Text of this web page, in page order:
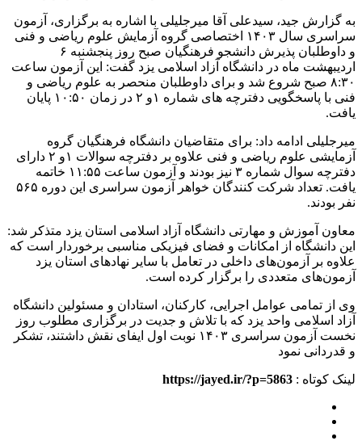
به گزارش جید، سیدعلی آقا میرجلیلی با اشاره به برگزاری، آزمون
سراسری سال ۱۴۰۳ اختصاصی گروه آزمایش علوم ریاضی و فنی
و داوطلبان پذیرش دانشجو فرهنگیان صبح روز پنجشنبه ۶
اردیبهشت ماه در دانشگاه آزاد اسلامی یزد گفت: این آزمون ساعت
۸:۳۰ صبح شروع شد و برای داوطلبان منحصر به علوم ریاضی و
فنی با پاسخگویی دفترچه های شماره ۱و ۲ در زمان ۱۰:۵۰ پایان
یافت.
میرجلیلی ادامه داد: برای متقاضیان دانشگاه فرهنگیان گروه
آزمایشی علوم ریاضی و فنی علاوه بر دفترچه سوالات ۱و ۲ دارای
دفترچه سوال شماره ۳ نیز بودند و آزمون ساعت ۱۱:۵۵ خاتمه
یافت. تعداد شرکت کنندگان خواهر آزمون سراسری این دوره ۵۶۵
نفر بودند.
معاون آموزش و مهارتی دانشگاه آزاد اسلامی استان یزد متذکر شد:
این دانشگاه از امکانات و فضای فیزیکی مناسبی برخوردار است که
علاوه بر آزمون‌های داخلی در تعامل با سایر نهادهای استان یزد
آزمون‌های متعددی را برگزار کرده است.
وی از تمامی عوامل اجرایی، کارکنان، استادان و مسئولین دانشگاه
آزاد اسلامی واحد یزد که با تلاش و جدیت در برگزاری مطلوب روز
نخست آزمون سراسری ۱۴۰۳ نوبت اول ایفای نقش داشتند، تشکر
و قدردانی نمود
لینک کوتاه : https://jayed.ir/?p=5863